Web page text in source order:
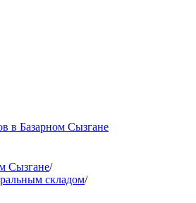
в Базарном Сызгане
Сызгане/
складом/